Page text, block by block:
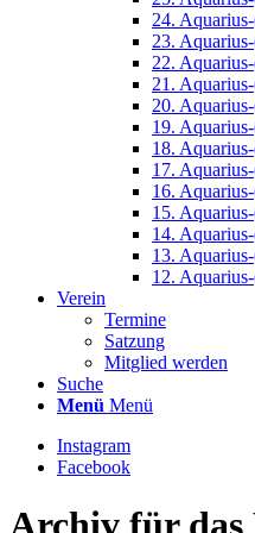
24.
23.
22.
21.
20.
19.
18.
17.
16.
15.
14.
13.
12.
Verein
Termine
Satzung
Mitglied werden
Suche
Menü Menü
Instagram
Facebook